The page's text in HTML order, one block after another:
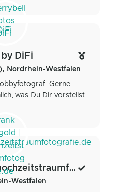
DiFi
Nordrhein-Westfalen
Gerne
was Du Dir vorstellst.
Frank Eckgold | hochzeitstraumfotografie.de
Westfalen